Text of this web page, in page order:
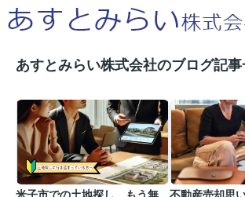
あすとみらい株式会社のブログ記
米子市での土地探し、もう無
不動産売却思